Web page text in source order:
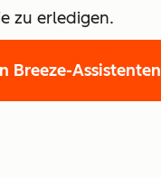
zu erledigen.
Breeze-Assistenten